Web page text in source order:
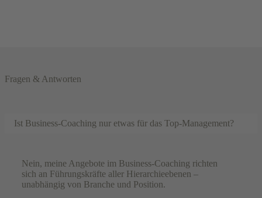
Fragen & Antworten
Ist Business-Coaching nur etwas für das Top-Management?
Nein, meine Angebote im Business-Coaching richten
sich an Führungskräfte aller Hierarchieebenen –
unabhängig von Branche und Position.